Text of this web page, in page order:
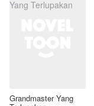
Grandmaster Yang